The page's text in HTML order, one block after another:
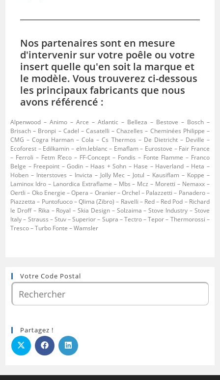
Nos partenaires sont en mesure
d'intervenir sur votre poêle ou votre
insert quelle qu'en soit la marque et
le modèle. Vous trouverez ci-dessous
les principaux fabricants que nous
avons référencé :
Alpenwood – Animo – Arce – Atlantic – Belleza – Bestove – Bosch –
Brisach – Bronpi – Cadel – Casatelli – Chazelles – Cheminées Philippe –
CMG – Cogra Harman – Cola – Cs Thermos – De Dietricht – Deville –
Ecoforest – Edilkamin – elm.leblanc – Emaflam – Eurostove – Fair France
– Ferroli – Fetm R’eco – FF-Concept – Fondis – Fonte Flamme – Franco
Belge – Freepoint – Godin – Haas + Sohn – Hase – Haverland – Heta –
Hoben – Interstoves – Invicta – Jolly Mec – Jotul – Kausiflam – Koppe –
Laminox Idro – Lanordica Extraflame – Mbs – Mcz – Moretti – Nemaxx –
Oertli – Oko Energie – Opera – Oranier – Orchel – Palazzetti – Panadero –
Piazzetta – Puntofuoco – Qlima (Zibro) – Ravelli – Red – Red Pod – Richard
le Droff – Rika – Royal – Skia Design – Solzaima – Stove Industry – Stove
Italy – Strauss – Stuv – Superior – Supra – Tectro – Tepor – Thermorossi –
Tresco – Turbo Fonte – Wamsler
Votre Code Postal
Partagez !